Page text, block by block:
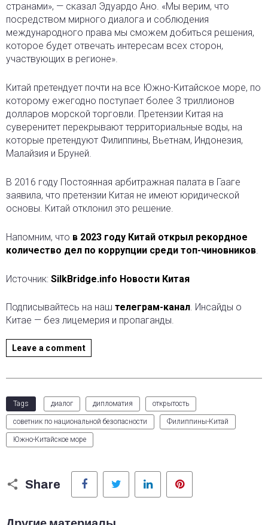
странами», — сказал Эдуардо Ано. «Мы верим, что
посредством мирного диалога и соблюдения
международного права мы сможем добиться решения,
которое будет отвечать интересам всех сторон,
участвующих в регионе».
Китай претендует почти на все Южно-Китайское море, по
которому ежегодно поступает более 3 триллионов
долларов морской торговли. Претензии Китая на
суверенитет перекрывают территориальные воды, на
которые претендуют Филиппины, Вьетнам, Индонезия,
Малайзия и Бруней.
В 2016 году Постоянная арбитражная палата в Гааге
заявила, что претензии Китая не имеют юридической
основы. Китай отклонил это решение.
Напомним, что в 2023 году Китай открыл рекордное
количество дел по коррупции среди топ-чиновников.
Источник: SilkBridge.info Новости Китая
Подписывайтесь на наш телеграм-канал. Инсайды о
Китае — без лицемерия и пропаганды.
Leave a comment
Tags диалог дипломатия открытость
советник по национальной безопасности Филиппины-Китай
Южно-Китайское море
Share
Facebook Twitter LinkedIn